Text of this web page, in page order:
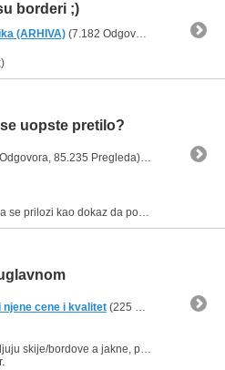
borderi ;)
(ARHIVA) (7.182 Odgovora, 13.565.240 Pregleda) od
uopste pretilo?
85.235 Pregleda) od
da se to uradi u cilju poboljsanja kvaliteta usluga i veceg uzivanja skijasa.
njene cene i kvalitet (225 Odgovora, 208.732 Pregleda) od
a jakne, pantalone i sl kupuju.